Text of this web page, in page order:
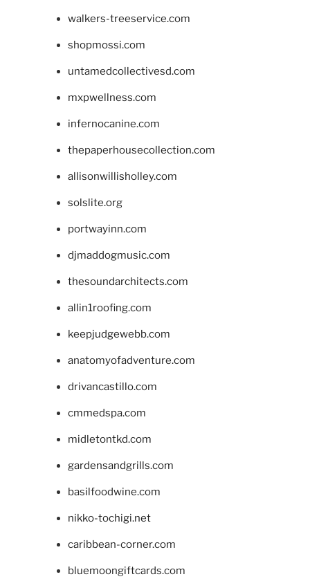
walkers-treeservice.com
shopmossi.com
untamedcollectivesd.com
mxpwellness.com
infernocanine.com
thepaperhousecollection.com
allisonwillisholley.com
solslite.org
portwayinn.com
djmaddogmusic.com
thesoundarchitects.com
allin1roofing.com
keepjudgewebb.com
anatomyofadventure.com
drivancastillo.com
cmmedspa.com
midletontkd.com
gardensandgrills.com
basilfoodwine.com
nikko-tochigi.net
caribbean-corner.com
bluemoongiftcards.com